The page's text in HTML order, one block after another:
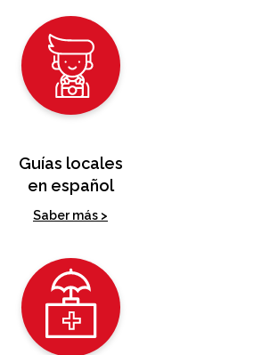
Guías locales
en español
Saber más >